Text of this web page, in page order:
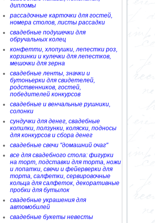
дипломы
рассадочные карточки для гостей,
номера столов, листы рассадки
свадебные подушечки для
обручальных колец
конфетти, хлопушки, лепестки роз,
корзинки и кулечки для лепестков,
мешочки для зерна
свадебные ленты, значки и
бутоньерки для свидетелей,
родственников, гостей,
победителей конкурсов
свадебные и венчальные рушники,
солонки
сундучки для денег, свадебные
копилки, ползунки, коляски, подносы
для конкурсов и сбора денег
свадебные свечи "домашний очаг"
все для свадебного стола: фигурки
на торт, подставки для торта, ножи
и лопатки, свечи и фейерверки для
торта, салфетки, сервировочные
кольца для салфеток, декоративные
пробки для бутылок
свадебные украшения для
автомобилей
свадебные букеты невесты